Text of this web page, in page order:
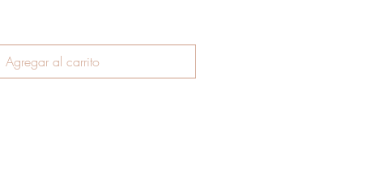
Agregar al carrito